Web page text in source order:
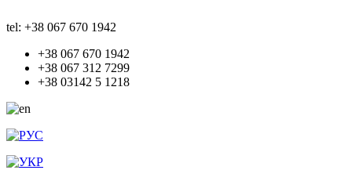
tel: +38 067 670 1942
+38 067 670 1942
+38 067 312 7299
+38 03142 5 1218